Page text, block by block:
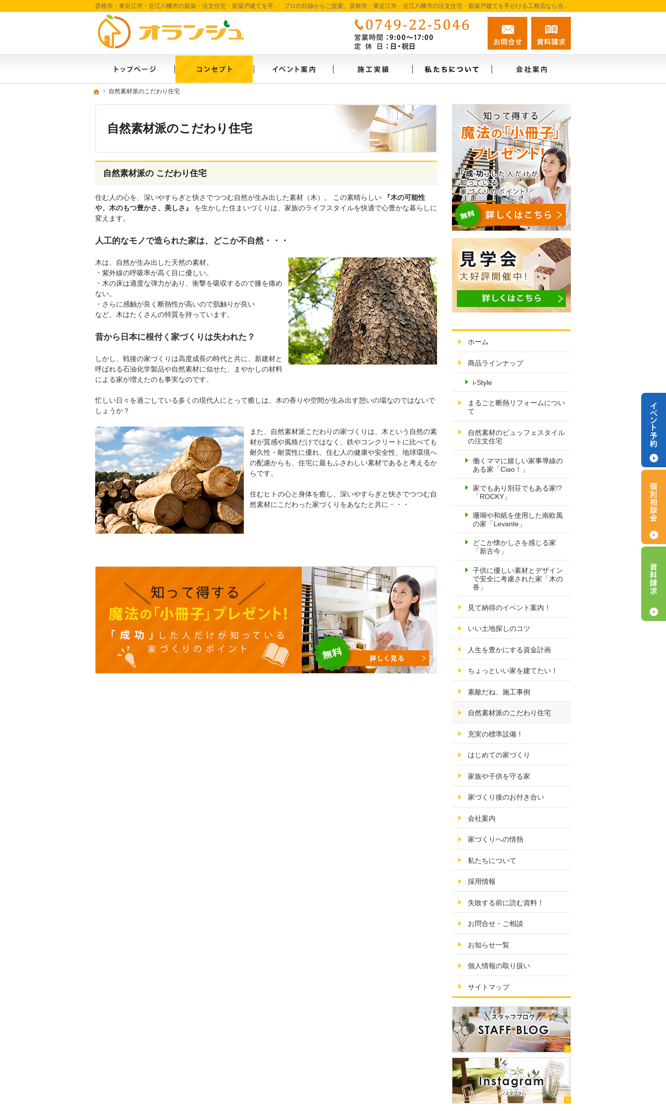
ホーム
自然素材派のこだわり住宅
自然素材派のこだわり住宅
プロの目線からご提案。彦根市・東近江市・近江八幡市の注文住宅・新築戸建てを手がける工務店なら当社へ。
彦根市・東近江市・近江八幡市の新築・注文住宅・新築戸建てを手がける工務店ならオランジュホーム
自然素材派の こだわり住宅
住む人の心を、深いやすらぎと快さでつつむ自然が生み出した素材（木）。 この素晴らしい
『木の可能性
や、木のもつ豊かさ、美しさ』
を生かした住まいづくりは、家族のライフスタイルを快適で心豊かな暮らしに
変えます。
人工的なモノで造られた家は、どこか不自然・・・
木は、自然が生み出した天然の素材。
・紫外線の呼吸率が高く目に優しい。
・木の床は適度な弾力があり、衝撃を吸収するので膝を痛め
ない。
・さらに感触が良く断熱性が高いので肌触りが良い
など、木はたくさんの特質を持っています。
昔から日本に根付く家づくりは失われた？
しかし、戦後の家づくりは高度成長の時代と共に、新建材と
呼ばれる石油化学製品や自然素材に似せた、まやかしの材料
による家が増えたのも事実なのです。
忙しい日々を過ごしている多くの現代人にとって癒しは、木の香りや空間が生み出す憩いの場なのではないで
しょうか？
また、自然素材派こだわりの家づくりは、木という自然の素
材が質感や風格だけではなく、鉄やコンクリートに比べても
耐久性・耐震性に優れ、住む人の健康や安全性、地球環境へ
の配慮からも、住宅に最もふさわしい素材であると考えるか
らです。
住むヒトの心と身体を癒し、深いやすらぎと快さでつつむ自
然素材にこだわった家づくりをあなたと共に・・・
ホーム
商品ラインナップ
i-Style
まるごと断熱リフォームについ
て
自然素材のビュッフェスタイル
の注文住宅
働くママに嬉しい家事導線の
ある家「Ciao！」
家でもあり別荘でもある家!?
「ROCKY」
珊瑚や和紙を使用した南欧風
の家「Levante」
どこか懐かしさを感じる家
「新古今」
子供に優しい素材とデザイン
で安全に考慮された家「木の
香」
見て納得のイベント案内！
いい土地探しのコツ
人生を豊かにする資金計画
ちょっといい家を建てたい！
素敵だね、施工事例
自然素材派のこだわり住宅
充実の標準設備！
はじめての家づくり
家族や子供を守る家
家づくり後のお付き合い
会社案内
家づくりへの情熱
私たちについて
採用情報
失敗する前に読む資料！
お問合せ・ご相談
お知らせ一覧
個人情報の取り扱い
サイトマップ
0749-22-5046
営業時間9:00～17:00 定休日：日・祝日
ホーム
ホーム
自然素材派のこだわり住宅